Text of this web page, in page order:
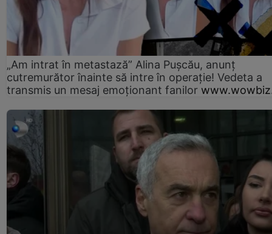
„Am intrat în metastază” Alina Pușcău, anunț
cutremurător înainte să intre în operație! Vedeta a
transmis un mesaj emoționant fanilor